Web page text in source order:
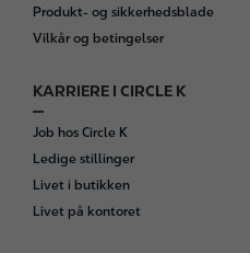
Produkt- og sikkerhedsblade
Vilkår og betingelser
KARRIERE I CIRCLE K
Job hos Circle K
Ledige stillinger
Livet i butikken
Livet på kontoret